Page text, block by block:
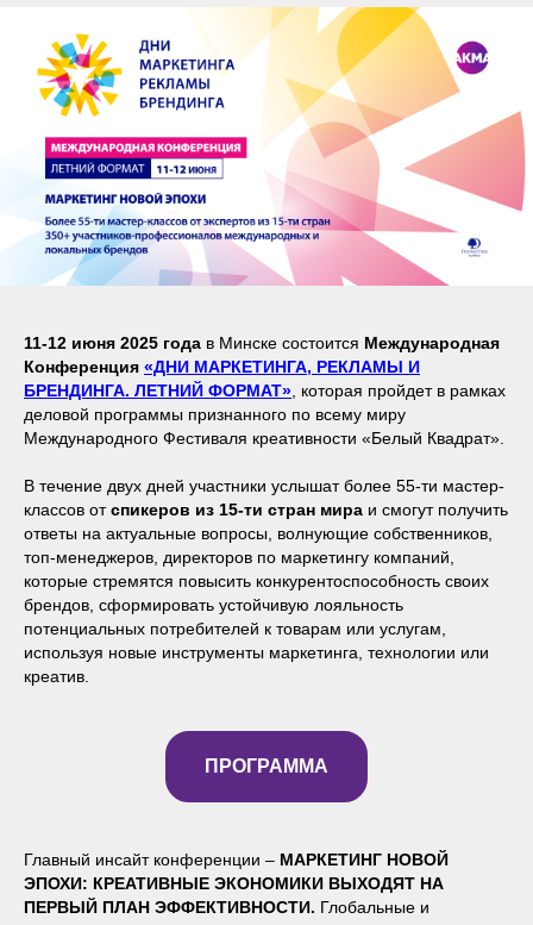
11-12 июня 2025 года в Минске состоится Международная
Конференция «ДНИ МАРКЕТИНГА, РЕКЛАМЫ И
БРЕНДИНГА. ЛЕТНИЙ ФОРМАТ» , которая пройдет в рамках
деловой программы признанного по всему миру
Международного Фестиваля креативности «Белый Квадрат».
В течение двух дней участники услышат более 55-ти мастер-
классов отспикеров из 15-ти стран мира и смогут получить
ответы на актуальные вопросы, волнующие собственников,
топ-менеджеров, директоров по маркетингу компаний,
которые стремятся повысить конкурентоспособность своих
брендов, сформировать устойчивую лояльность
потенциальных потребителей к товарам или услугам,
используя новые инструменты маркетинга, технологии или
креатив.
ПРОГРАММА
Главный инсайт конференции – МАРКЕТИНГ НОВОЙ
ЭПОХИ: КРЕАТИВНЫЕ ЭКОНОМИКИ ВЫХОДЯТ НА
ПЕРВЫЙ ПЛАН ЭФФЕКТИВНОСТИ. Глобальные и